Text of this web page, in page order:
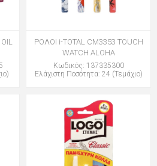
ΡΟΛΟΙ i-TOTAL CM3353 TOUCH
WATCH ALOHA
Κωδικός: 137335300
Ελάχιστη Ποσότητα: 24 (Τεμάχιο)